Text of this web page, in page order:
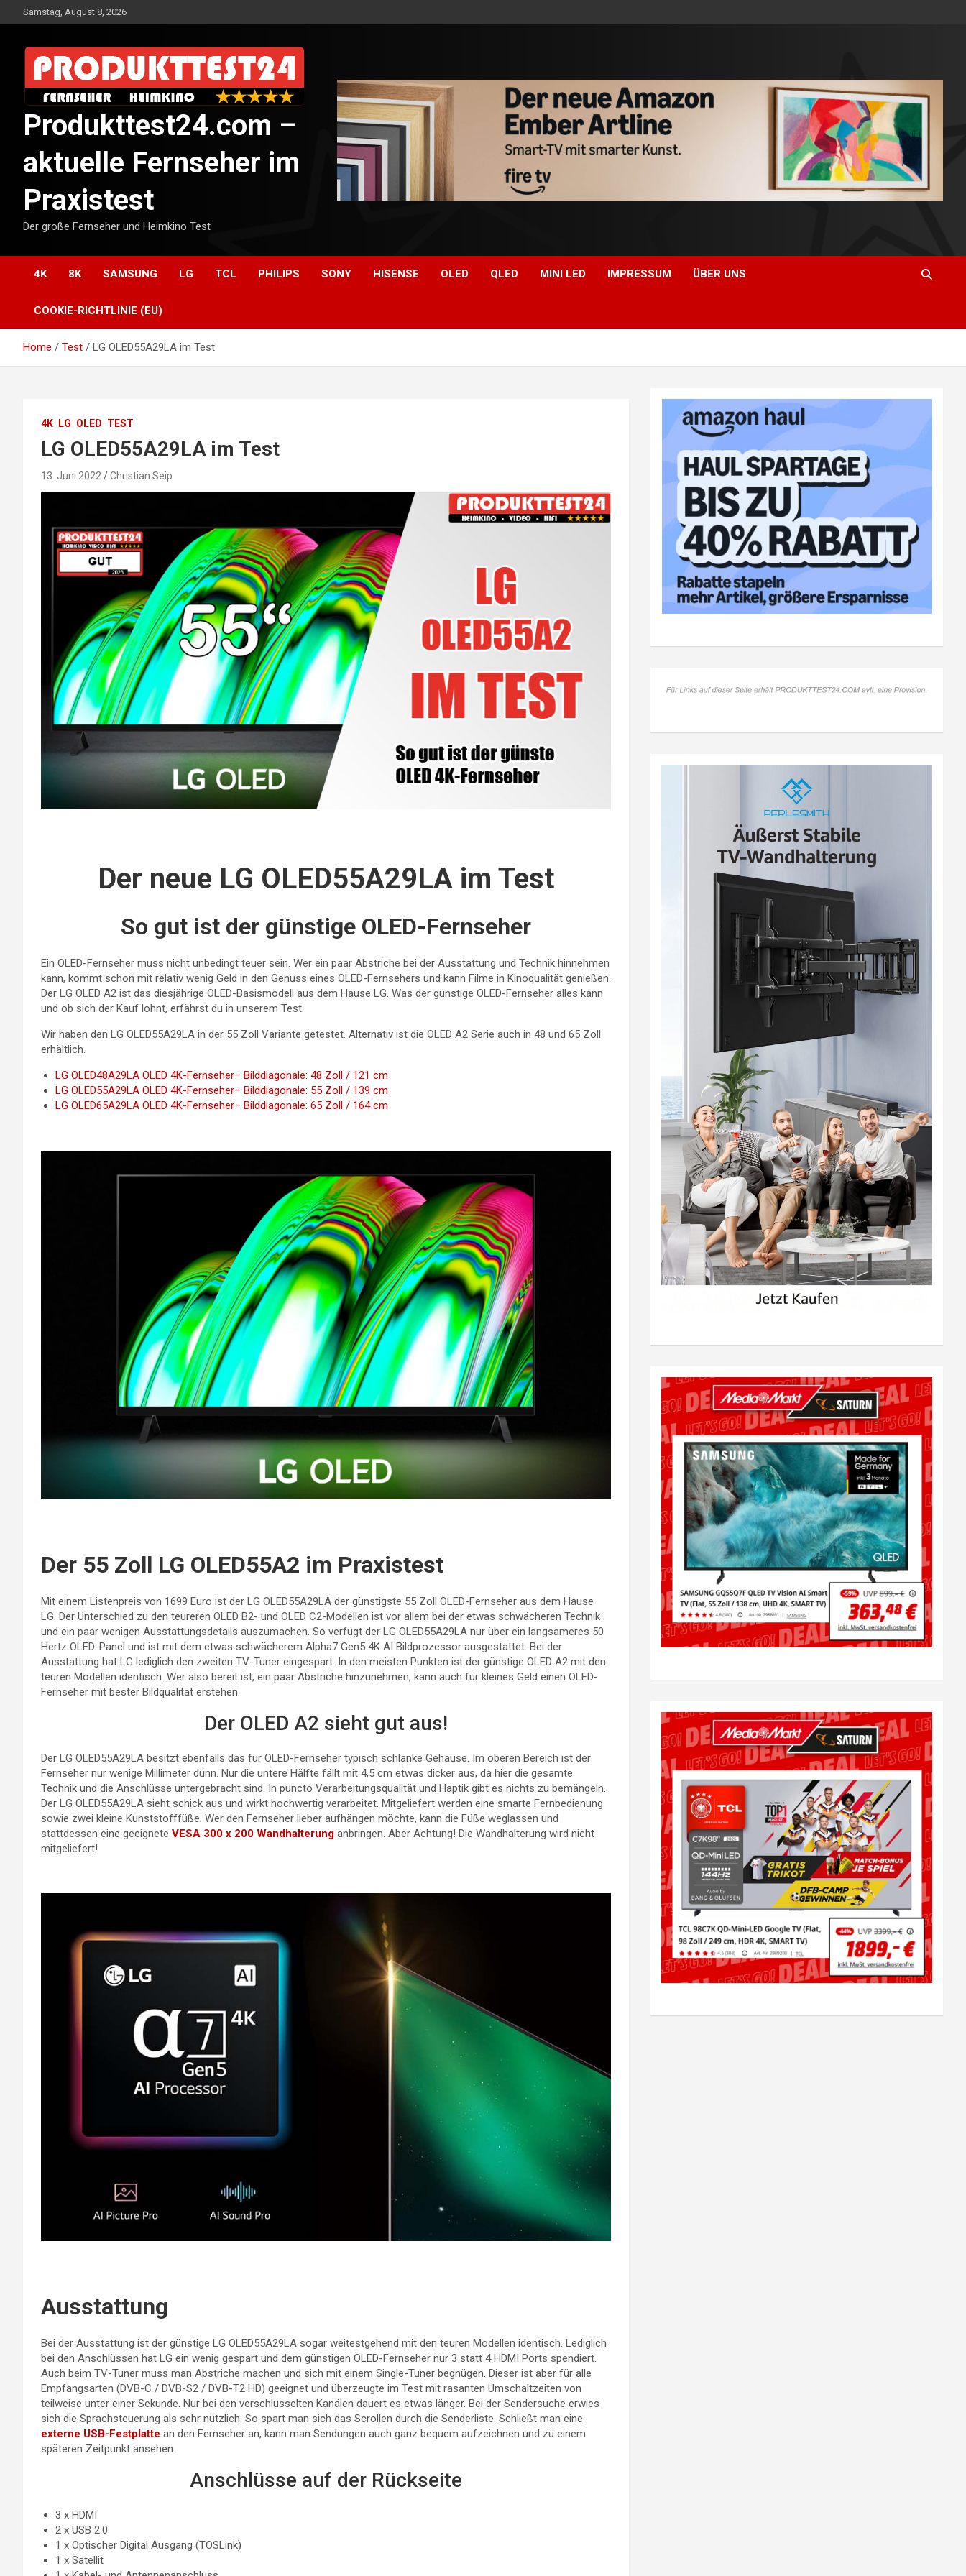
to
Samstag, August 8, 2026
Produkttest24.com –
aktuelle Fernseher im
Praxistest
Der große Fernseher und Heimkino Test
4K 8K SAMSUNG LG TCL PHILIPS SONY HISENSE OLED QLED MINI LED IMPRESSUM ÜBER UNS
COOKIE-RICHTLINIE (EU)
Home Test LG OLED55A29LA im Test
4K LG OLED TEST
LG OLED55A29LA im Test
13. Juni 2022 Christian Seip
Der neue LG OLED55A29LA im Test
So gut ist der günstige OLED-Fernseher
Ein OLED-Fernseher muss nicht unbedingt teuer sein. Wer ein paar Abstriche bei der Ausstattung und Technik hinnehmen
kann, kommt schon mit relativ wenig Geld in den Genuss eines OLED-Fernsehers und kann Filme in Kinoqualität genießen.
Der LG OLED A2 ist das diesjährige OLED-Basismodell aus dem Hause LG. Was der günstige OLED-Fernseher alles kann
und ob sich der Kauf lohnt, erfährst du in unserem Test.
Wir haben den LG OLED55A29LA in der 55 Zoll Variante getestet. Alternativ ist die OLED A2 Serie auch in 48 und 65 Zoll
erhältlich.
LG OLED48A29LA OLED 4K-Fernseher– Bilddiagonale: 48 Zoll / 121 cm
LG OLED55A29LA OLED 4K-Fernseher– Bilddiagonale: 55 Zoll / 139 cm
LG OLED65A29LA OLED 4K-Fernseher– Bilddiagonale: 65 Zoll / 164 cm
Der 55 Zoll LG OLED55A2 im Praxistest
Mit einem Listenpreis von 1699 Euro ist der LG OLED55A29LA der günstigste 55 Zoll OLED-Fernseher aus dem Hause
LG. Der Unterschied zu den teureren OLED B2- und OLED C2-Modellen ist vor allem bei der etwas schwächeren Technik
und ein paar wenigen Ausstattungsdetails auszumachen. So verfügt der LG OLED55A29LA nur über ein langsameres 50
Hertz OLED-Panel und ist mit dem etwas schwächerem Alpha7 Gen5 4K AI Bildprozessor ausgestattet. Bei der
Ausstattung hat LG lediglich den zweiten TV-Tuner eingespart. In den meisten Punkten ist der günstige OLED A2 mit den
teuren Modellen identisch. Wer also bereit ist, ein paar Abstriche hinzunehmen, kann auch für kleines Geld einen OLED-
Fernseher mit bester Bildqualität erstehen.
Der OLED A2 sieht gut aus!
Der LG OLED55A29LA besitzt ebenfalls das für OLED-Fernseher typisch schlanke Gehäuse. Im oberen Bereich ist der
Fernseher nur wenige Millimeter dünn. Nur die untere Hälfte fällt mit 4,5 cm etwas dicker aus, da hier die gesamte
Technik und die Anschlüsse untergebracht sind. In puncto Verarbeitungsqualität und Haptik gibt es nichts zu bemängeln.
Der LG OLED55A29LA sieht schick aus und wirkt hochwertig verarbeitet. Mitgeliefert werden eine smarte Fernbedienung
sowie zwei kleine Kunststofffüße. Wer den Fernseher lieber aufhängen möchte, kann die Füße weglassen und
stattdessen eine geeignete VESA 300 x 200 Wandhalterung anbringen. Aber Achtung! Die Wandhalterung wird nicht
mitgeliefert!
Ausstattung
Bei der Ausstattung ist der günstige LG OLED55A29LA sogar weitestgehend mit den teuren Modellen identisch. Lediglich
bei den Anschlüssen hat LG ein wenig gespart und dem günstigen OLED-Fernseher nur 3 statt 4 HDMI Ports spendiert.
Auch beim TV-Tuner muss man Abstriche machen und sich mit einem Single-Tuner begnügen. Dieser ist aber für alle
Empfangsarten (DVB-C / DVB-S2 / DVB-T2 HD) geeignet und überzeugte im Test mit rasanten Umschaltzeiten von
teilweise unter einer Sekunde. Nur bei den verschlüsselten Kanälen dauert es etwas länger. Bei der Sendersuche erwies
sich die Sprachsteuerung als sehr nützlich. So spart man sich das Scrollen durch die Senderliste. Schließt man eine
externe USB-Festplatte an den Fernseher an, kann man Sendungen auch ganz bequem aufzeichnen und zu einem
späteren Zeitpunkt ansehen.
Anschlüsse auf der Rückseite
3 x HDMI
2 x USB 2.0
1 x Optischer Digital Ausgang (TOSLink)
1 x Satellit